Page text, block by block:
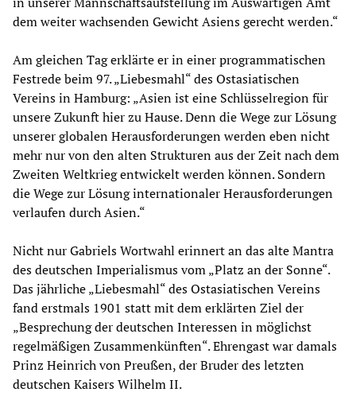
dem weiter wachsenden Gewicht Asiens gerecht werden.“
Am gleichen Tag erklärte er in einer programmatischen
Festrede beim 97. „Liebesmahl“ des Ostasiatischen
Vereins in Hamburg: „Asien ist eine Schlüsselregion für
unsere Zukunft hier zu Hause. Denn die Wege zur Lösung
unserer globalen Herausforderungen werden eben nicht
mehr nur von den alten Strukturen aus der Zeit nach dem
Zweiten Weltkrieg entwickelt werden können. Sondern
die Wege zur Lösung internationaler Herausforderungen
verlaufen durch Asien.“
Nicht nur Gabriels Wortwahl erinnert an das alte Mantra
des deutschen Imperialismus vom „Platz an der Sonne“.
Das jährliche „Liebesmahl“ des Ostasiatischen Vereins
fand erstmals 1901 statt mit dem erklärten Ziel der
„Besprechung der deutschen Interessen in möglichst
regelmäßigen Zusammenkünften“. Ehrengast war damals
Prinz Heinrich von Preußen, der Bruder des letzten
deutschen Kaisers Wilhelm II.